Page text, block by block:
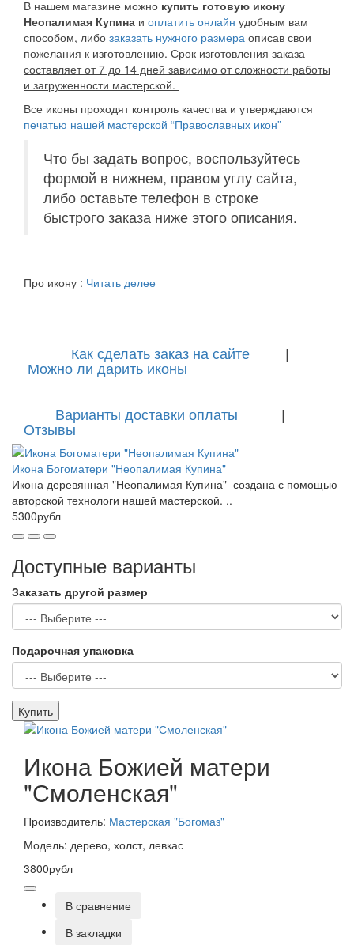
В нашем магазине можно купить готовую икону
Неопалимая Купина и оплатить онлайн удобным вам
способом, либо заказать нужного размера описав свои
пожелания к изготовлению. Срок изготовления заказа
составляет от 7 до 14 дней зависимо от сложности работы
и загруженности мастерской.
Все иконы проходят контроль качества и утверждаются
печатью нашей мастерской “Православных икон”
Что бы задать вопрос, воспользуйтесь
формой в нижнем, правом углу сайта,
либо оставьте телефон в строке
быстрого заказа ниже этого описания.
Про икону : Читать делее
Как сделать заказ на сайте |
Можно ли дарить иконы
Варианты доставки оплаты |
Отзывы
Икона Богоматери "Неопалимая Купина"
Икона деревянная "Неопалимая Купина" создана с помощью
авторской технологи нашей мастерской. ..
5300рубл
Доступные варианты
Заказать другой размер
Подарочная упаковка
Купить
Икона Божией матери
"Смоленская"
Производитель: Мастерская "Богомаз"
Модель: дерево, холст, левкас
3800рубл
В сравнение
В закладки